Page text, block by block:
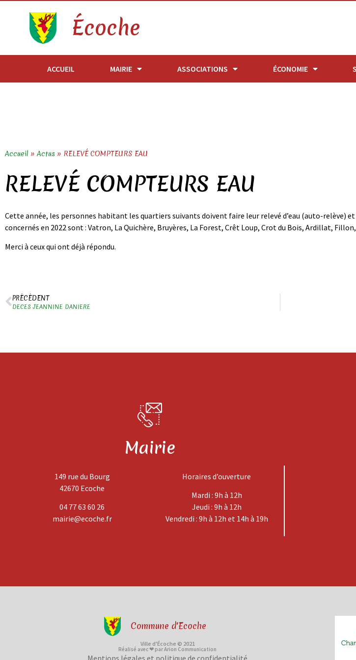
Écoche
ACCUEIL MAIRIE ASSOCIATIONS ÉCONOMIE
Accueil » Actus » RELEVÉ COMPTEURS EAU
RELEVÉ COMPTEURS EAU
Cette année, les personnes habitant les quartiers suivants doivent faire leur relevé d’eau (auto-relève)
concernés en 2022 sont : Vatron, La Quichère, Bruyères, La Forest, Crêt Loup, Crot du Bois, Ardillat,
Merci à ceux qui ont déjà répondu.
PRÉCÉDENT
DECES JEANNINE DANIERE
Mairie
149 rue du Bourg
42670 Ecoche
04 77 63 60 26
mairie@ecoche.fr
Horaires d’ouverture
Mardi : 9h à 12h
Jeudi : 9h à 12h
Vendredi : 9h à 12h et 14h à 19h
Commune d'Ecoche
Ville d'Écoche © 2021
Réalisé avec ❤ par Arion Communication